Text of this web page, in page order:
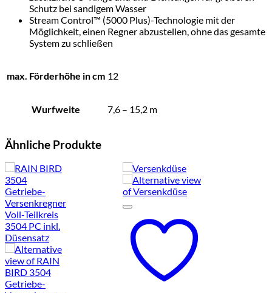
Schutz bei sandigem Wasser
Stream Control™ (5000 Plus)-Technologie mit der
Möglichkeit, einen Regner abzustellen, ohne das gesamte
System zu schließen
max. Förderhöhe in cm 12
Wurfweite 7,6 – 15,2 m
Ähnliche Produkte